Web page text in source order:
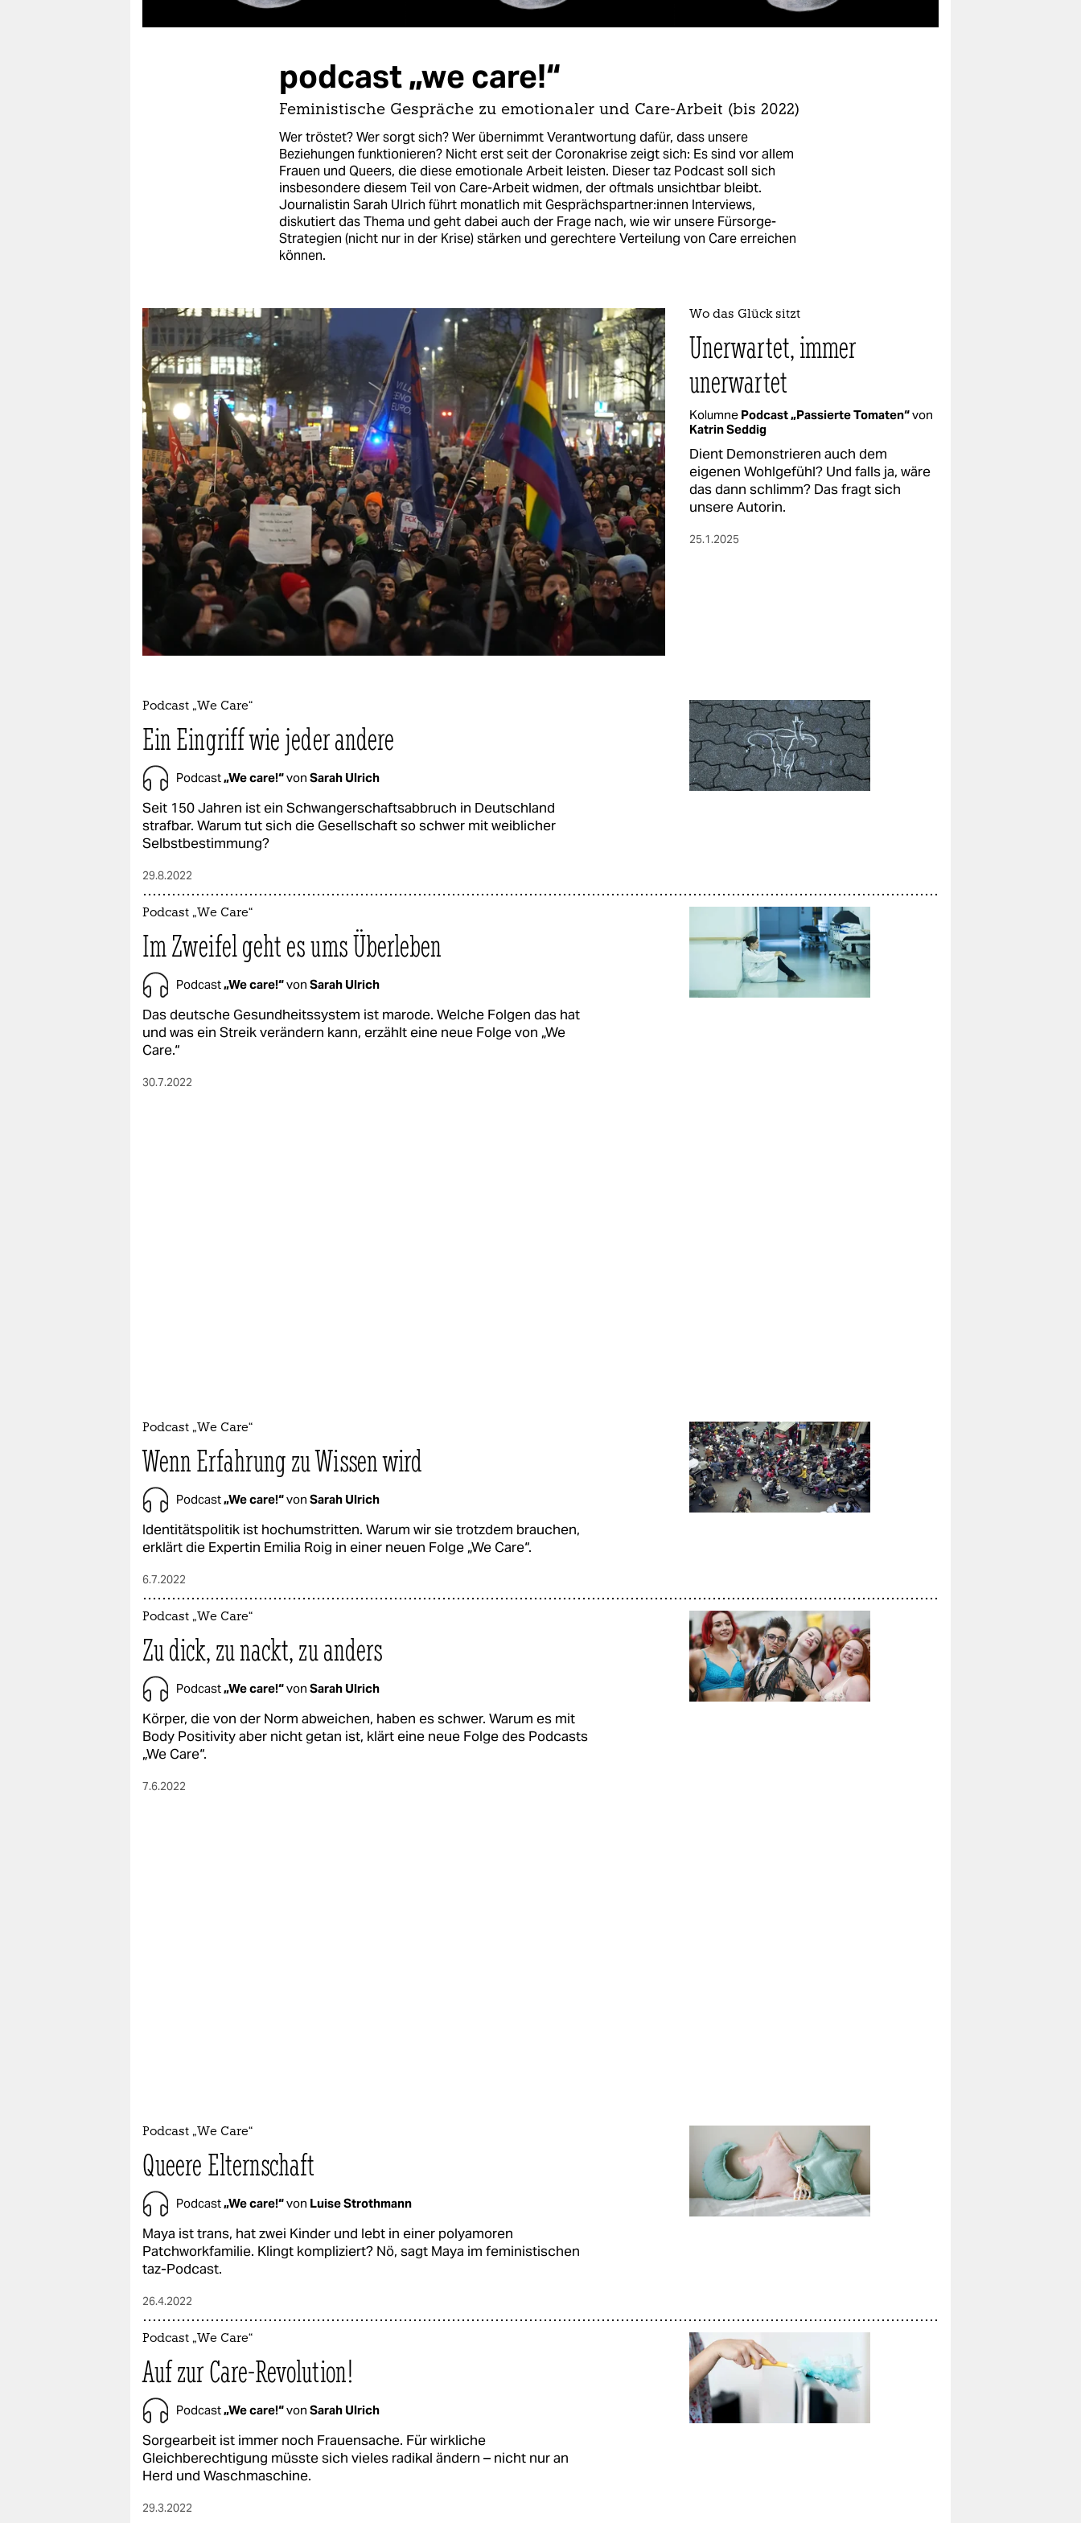
genossenschaft
epaper login
podcast „we care!“
Feministische Gespräche zu emotionaler und Care-Arbeit (bis 2022)
Wer tröstet? Wer sorgt sich? Wer übernimmt Verantwortung dafür, dass unsere
Beziehungen funktionieren? Nicht erst seit der Coronakrise zeigt sich: Es sind vor allem
Frauen und Queers, die diese emotionale Arbeit leisten. Dieser taz Podcast soll sich
insbesondere diesem Teil von Care-Arbeit widmen, der oftmals unsichtbar bleibt.
Journalistin Sarah Ulrich führt monatlich mit Ge­sprächs­part­ne­r:in­nen Interviews,
diskutiert das Thema und geht dabei auch der Frage nach, wie wir unsere Fürsorge-
Strategien (nicht nur in der Krise) stärken und gerechtere Verteilung von Care erreichen
können.
Wo das Glück sitzt
Unerwartet, immer
unerwartet
Kolumne Podcast „Passierte Tomaten“von
Katrin Seddig
Dient Demonstrieren auch dem
eigenen Wohlgefühl? Und falls ja, wäre
das dann schlimm? Das fragt sich
unsere Autorin.
25.1.2025
Podcast „We Care“
Ein Eingriff wie jeder andere
Podcast„We care!“von Sarah Ulrich
Seit 150 Jahren ist ein Schwangerschaftsabbruch in Deutschland
strafbar. Warum tut sich die Gesellschaft so schwer mit weiblicher
Selbstbestimmung?
29.8.2022
Podcast „We Care“
Im Zweifel geht es ums Überleben
Podcast„We care!“von Sarah Ulrich
Das deutsche Gesundheitssystem ist marode. Welche Folgen das hat
und was ein Streik verändern kann, erzählt eine neue Folge von „We
Care.“
30.7.2022
Podcast „We Care“
Wenn Erfahrung zu Wissen wird
Podcast„We care!“von Sarah Ulrich
Identitätspolitik ist hochumstritten. Warum wir sie trotzdem brauchen,
erklärt die Expertin Emilia Roig in einer neuen Folge „We Care“.
6.7.2022
Podcast „We Care“
Zu dick, zu nackt, zu anders
Podcast„We care!“von Sarah Ulrich
Körper, die von der Norm abweichen, haben es schwer. Warum es mit
Body Positivity aber nicht getan ist, klärt eine neue Folge des Podcasts
„We Care“.
7.6.2022
Podcast „We Care“
Queere Elternschaft
Podcast„We care!“von Luise Strothmann
Maya ist trans, hat zwei Kinder und lebt in einer polyamoren
Patchworkfamilie. Klingt kompliziert? Nö, sagt Maya im feministischen
taz-Podcast.
26.4.2022
Podcast „We Care“
Auf zur Care-Revolution!
Podcast„We care!“von Sarah Ulrich
Sorgearbeit ist immer noch Frauensache. Für wirkliche
Gleichberechtigung müsste sich vieles radikal ändern – nicht nur an
Herd und Waschmaschine.
29.3.2022